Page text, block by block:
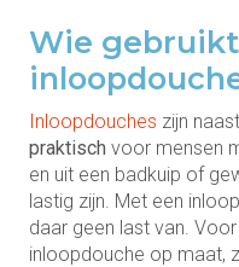
Wie
Inloopdouches zijn
praktisch voor mensen
en uit een badkuip of
lastig zijn. Met een
daar geen last van.
inloopdouche op maat,